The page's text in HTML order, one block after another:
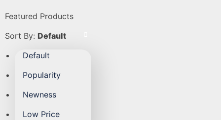
Featured Products
Sort By: Default
Default
Popularity
Newness
Low Price